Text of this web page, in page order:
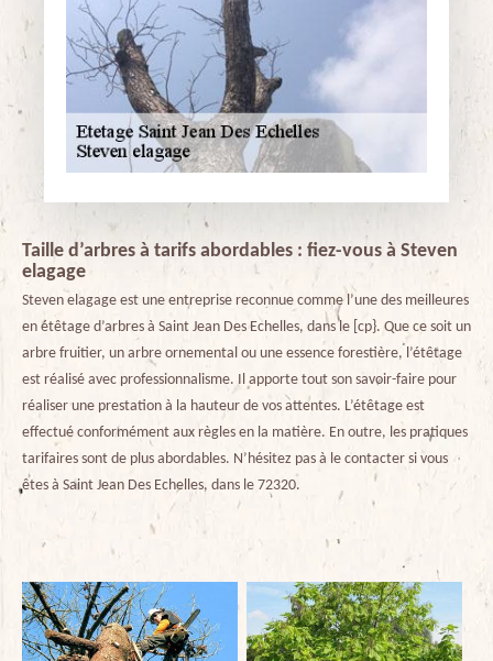
Taille d’arbres à tarifs abordables : fiez-vous à Steven
elagage
Steven elagage est une entreprise reconnue comme l’une des meilleures
en étêtage d’arbres à Saint Jean Des Echelles, dans le [cp}. Que ce soit un
arbre fruitier, un arbre ornemental ou une essence forestière, l’étêtage
est réalisé avec professionnalisme. Il apporte tout son savoir-faire pour
réaliser une prestation à la hauteur de vos attentes. L’étêtage est
effectué conformément aux règles en la matière. En outre, les pratiques
tarifaires sont de plus abordables. N’hésitez pas à le contacter si vous
êtes à Saint Jean Des Echelles, dans le 72320.